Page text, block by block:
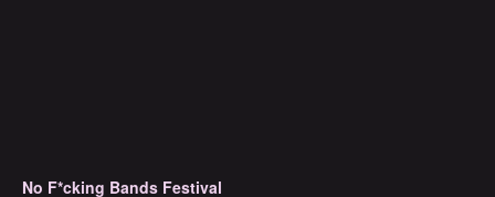
No F*cking Bands Festival